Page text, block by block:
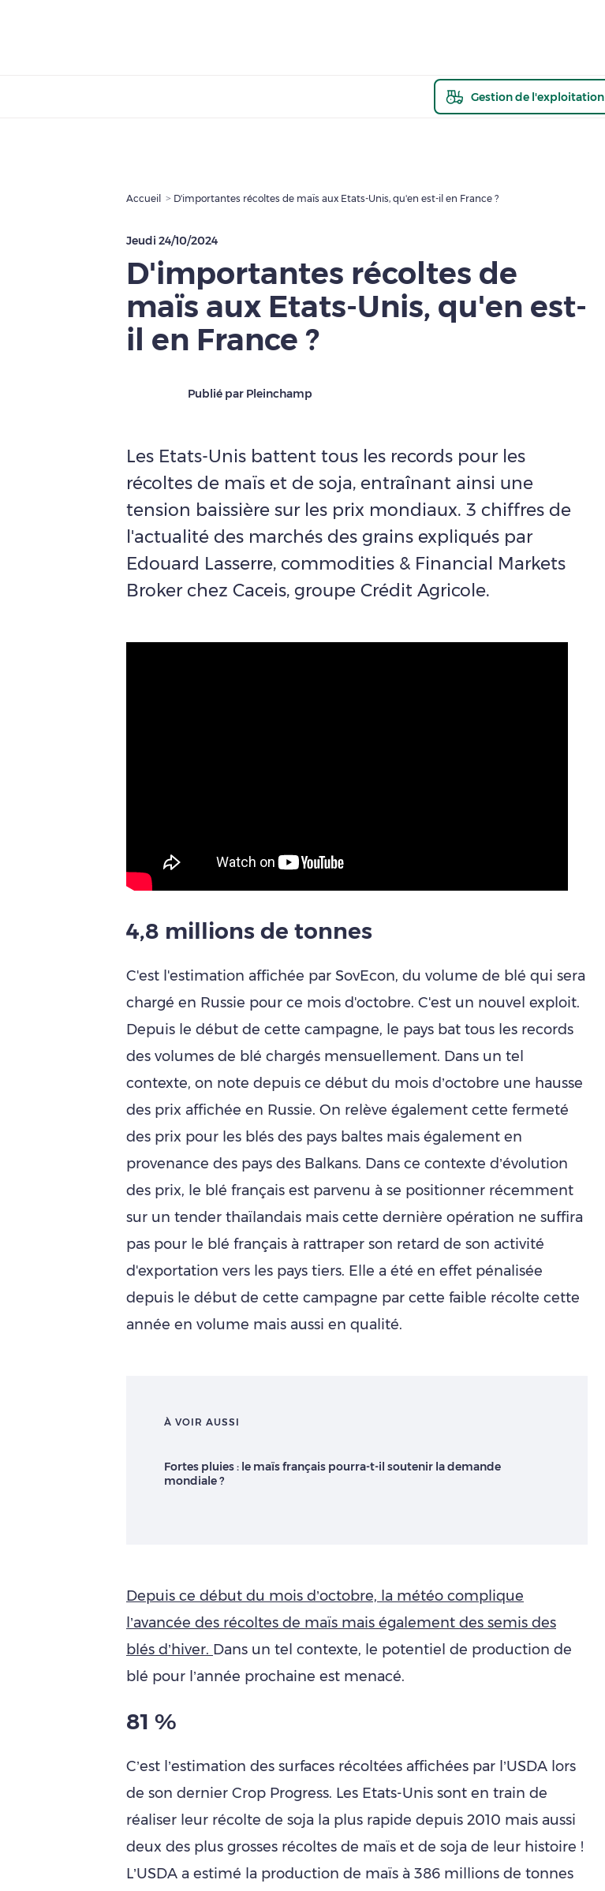
Gestion de l'exploitation
Accueil D'importantes récoltes de maïs aux Etats-Unis, qu'en est-il en France ?
Jeudi 24/10/2024
D'importantes récoltes de
maïs aux Etats-Unis, qu'en est-
il en France ?
Publié par Pleinchamp
Les Etats-Unis battent tous les records pour les
récoltes de maïs et de soja, entraînant ainsi une
tension baissière sur les prix mondiaux. 3 chiffres de
l'actualité des marchés des grains expliqués par
Edouard Lasserre, commodities & Financial Markets
Broker chez Caceis, groupe Crédit Agricole.
4,8 millions de tonnes
C'est l'estimation affichée par SovEcon, du volume de blé qui sera
chargé en Russie pour ce mois d'octobre. C'est un nouvel exploit.
Depuis le début de cette campagne, le pays bat tous les records
des volumes de blé chargés mensuellement. Dans un tel
contexte, on note depuis ce début du mois d’octobre une hausse
des prix affichée en Russie. On relève également cette fermeté
des prix pour les blés des pays baltes mais également en
provenance des pays des Balkans. Dans ce contexte d’évolution
des prix, le blé français est parvenu à se positionner récemment
sur un tender thaïlandais mais cette dernière opération ne suffira
pas pour le blé français à rattraper son retard de son activité
d'exportation vers les pays tiers. Elle a été en effet pénalisée
depuis le début de cette campagne par cette faible récolte cette
année en volume mais aussi en qualité.
À VOIR AUSSI
Fortes pluies : le maïs français pourra-t-il soutenir la demande
mondiale ?
Depuis ce début du mois d’octobre, la météo complique
l’avancée des récoltes de maïs mais également des semis des
blés d’hiver. Dans un tel contexte, le potentiel de production de
blé pour l’année prochaine est menacé.
81 %
C’est l’estimation des surfaces récoltées affichées par l’USDA lors
de son dernier Crop Progress. Les Etats-Unis sont en train de
réaliser leur récolte de soja la plus rapide depuis 2010 mais aussi
deux des plus grosses récoltes de maïs et de soja de leur histoire !
L’USDA a estimé la production de maïs à 386 millions de tonnes